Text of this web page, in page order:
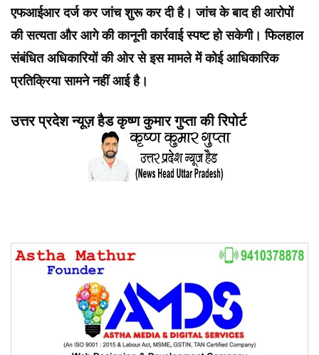
एफआईआर दर्ज कर जांच शुरू कर दी है। जांच के बाद ही आरोपों
की सत्यता और आगे की कानूनी कार्रवाई स्पष्ट हो सकेगी। फिलहाल
संबंधित अधिकारियों की ओर से इस मामले में कोई आधिकारिक
प्रतिक्रिया सामने नहीं आई है।
उत्तर प्रदेश न्यूज़ हैड कृष्ण कुमार गुप्ता की रिपोर्ट